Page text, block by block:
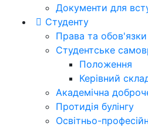
Документи для
Студенту
Права та обов'язки
Студентське
Положення
Керівний
Академічна
Протидія булінгу
Освітньо-